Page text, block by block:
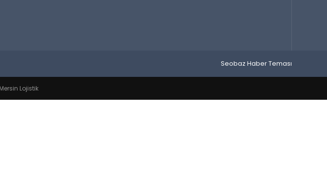
Seobaz Haber Teması
Lojistik